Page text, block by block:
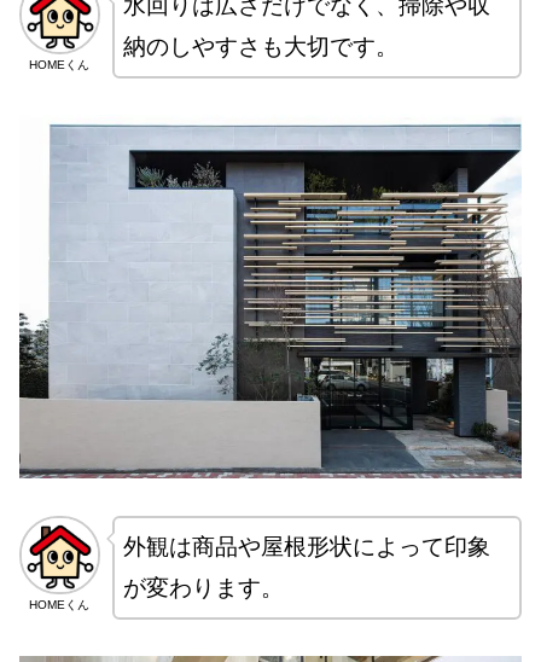
HOMEくん
水回りは広さだけでなく、掃除や収
納のしやすさも大切です。
HOMEくん
外観は商品や屋根形状によって印象
が変わります。